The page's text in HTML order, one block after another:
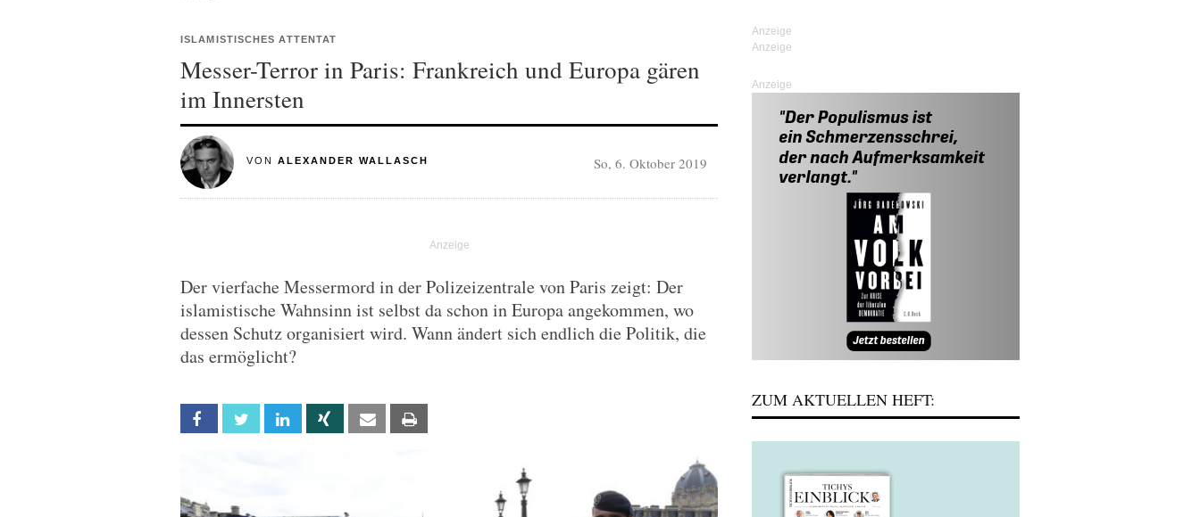
ISLAMISTISCHES ATTENTAT
Messer-Terror in Paris: Frankreich und Europa gären
im Innersten
VON ALEXANDER WALLASCH So, 6. Oktober 2019
Der vierfache Messermord in der Polizeizentrale von Paris zeigt: Der
islamistische Wahnsinn ist selbst da schon in Europa angekommen, wo
dessen Schutz organisiert wird. Wann ändert sich endlich die Politik, die
das ermöglicht?
Facebook Twitter Linkedin Xing Email
Anzeige
ZUM AKTUELLEN HEFT: